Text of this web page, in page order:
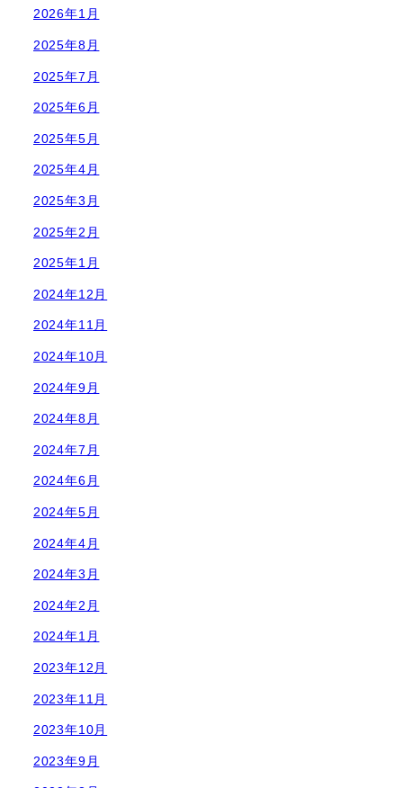
2026年1月
2025年8月
2025年7月
2025年6月
2025年5月
2025年4月
2025年3月
2025年2月
2025年1月
2024年12月
2024年11月
2024年10月
2024年9月
2024年8月
2024年7月
2024年6月
2024年5月
2024年4月
2024年3月
2024年2月
2024年1月
2023年12月
2023年11月
2023年10月
2023年9月